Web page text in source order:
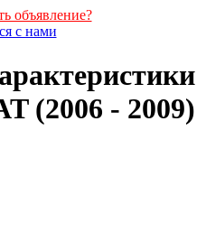
объявление?
с нами
(2006 - 2009)